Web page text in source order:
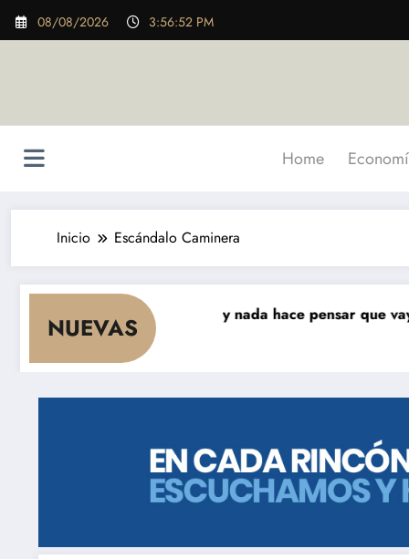
Saltar
08/08/2026 3:56:53 PM
Home
Inicio Escándalo Caminera
NUEVAS
que cae el consumo y nada hace pensar que vaya a